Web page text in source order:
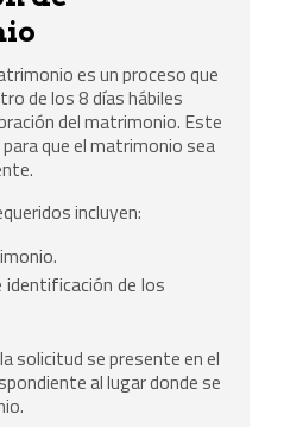
es un proceso que
de los 8 días hábiles
del matrimonio. Este
que el matrimonio sea
incluyen:
de los
solicitud se presente en el
al lugar donde se